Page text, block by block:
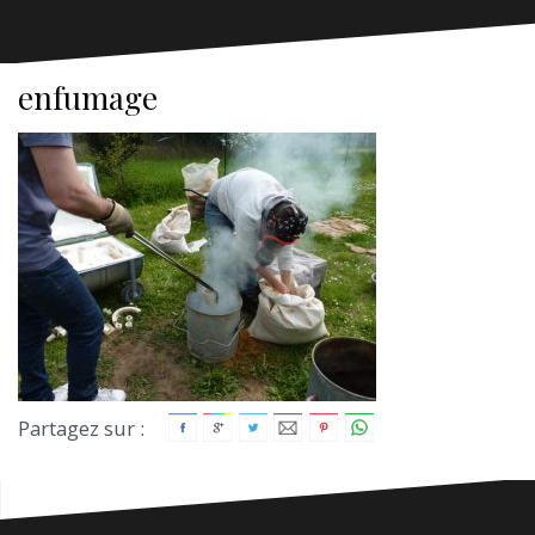
enfumage
Partagez sur :